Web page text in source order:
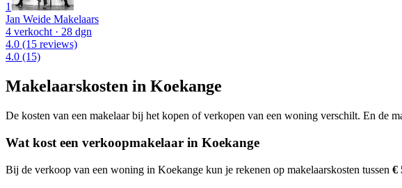
1
Jan Weide Makelaars
4 verkocht · 28 dgn
4.0 (15 reviews)
4.0 (15)
Makelaarskosten in Koekange
De kosten van een makelaar bij het kopen of verkopen van een woning verschilt. En de
Wat kost een verkoopmakelaar in Koekange
Bij de verkoop van een woning in Koekange kun je rekenen op makelaarskosten tussen €